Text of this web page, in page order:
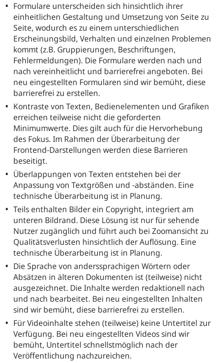
Formulare unterscheiden sich hinsichtlich ihrer
einheitlichen Gestaltung und Umsetzung von Seite zu
Seite, wodurch es zu einem unterschiedlichen
Erscheinungsbild, Verhalten und einzelnen Problemen
kommt (z.B. Gruppierungen, Beschriftungen,
Fehlermeldungen). Die Formulare werden nach und
nach vereinheitlicht und barrierefrei angeboten. Bei
neu eingestellten Formularen sind wir bemüht, diese
barrierefrei zu erstellen.
Kontraste von Texten, Bedienelementen und Grafiken
erreichen teilweise nicht die geforderten
Minimumwerte. Dies gilt auch für die Hervorhebung
des Fokus. Im Rahmen der Überarbeitung der
Frontend-Darstellungen werden diese Barrieren
beseitigt.
Überlappungen von Texten entstehen bei der
Anpassung von Textgrößen und -abständen. Eine
technische Überarbeitung ist in Planung.
Teils enthalten Bilder ein Copyright, integriert am
unteren Bildrand. Diese Lösung ist nur für sehende
Nutzer zugänglich und führt auch bei Zoomansicht zu
Qualitätsverlusten hinsichtlich der Auflösung. Eine
technische Überarbeitung ist in Planung.
Die Sprache von anderssprachigen Wörtern oder
Absätzen in älteren Dokumenten ist (teilweise) nicht
ausgezeichnet. Die Inhalte werden redaktionell nach
und nach bearbeitet. Bei neu eingestellten Inhalten
sind wir bemüht, diese barrierefrei zu erstellen.
Für Videoinhalte stehen (teilweise) keine Untertitel zur
Verfügung. Bei neu eingestellten Videos sind wir
bemüht, Untertitel schnellstmöglich nach der
Veröffentlichung nachzureichen.